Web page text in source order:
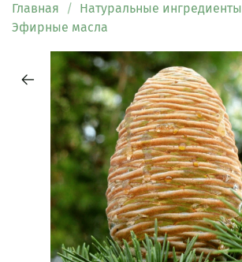
Главная
Натуральные ингредиенты
Эфирные масла